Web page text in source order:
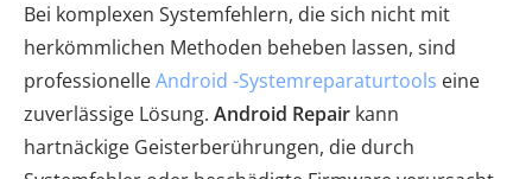
Bei komplexen Systemfehlern, die sich nicht mit
herkömmlichen Methoden beheben lassen, sind
professionelleAndroid -Systemreparaturtools eine
zuverlässige Lösung. Android Repair kann
hartnäckige Geisterberührungen, die durch